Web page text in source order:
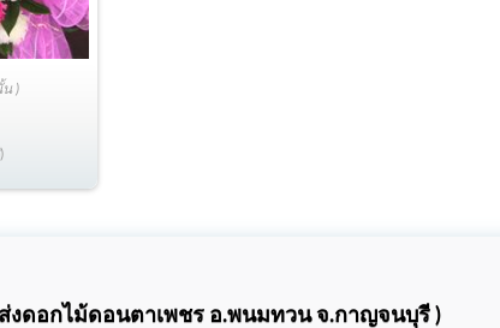
)
)
ส่งดอกไม้ดอนตาเพชร อ.พนมทวน จ.กาญจนบุรี )